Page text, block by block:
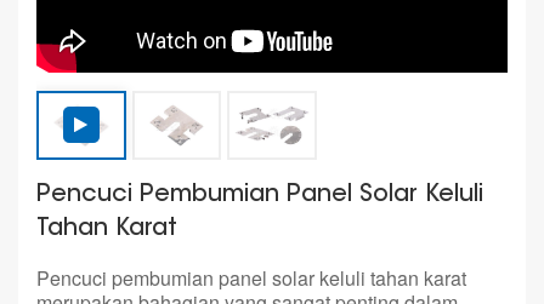
Pencuci Pembumian Panel Solar Keluli
Tahan Karat
Pencuci pembumian panel solar keluli tahan karat